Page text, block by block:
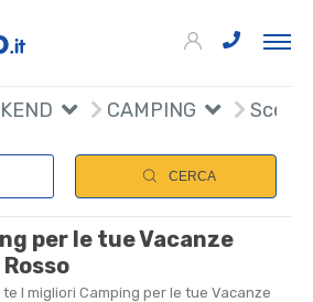
CAMPING Scegli
CERCA
per le tue Vacanze
I migliori Camping per le tue Vacanze